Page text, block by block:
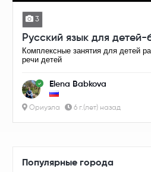
3
Русский язык для детей-
Комплексные занятия для детей
речи детей
Elena Babkova
Ориуэла 6 г.(лет) назад
Популярные города